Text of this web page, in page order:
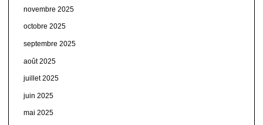
novembre 2025
octobre 2025
septembre 2025
août 2025
juillet 2025
juin 2025
mai 2025